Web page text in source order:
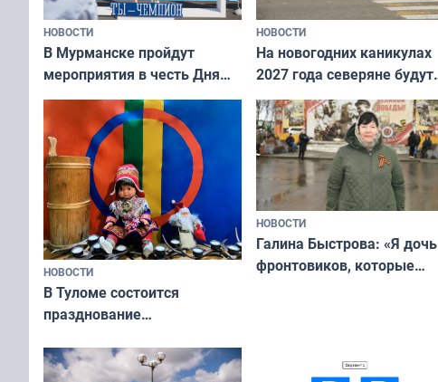
НОВОСТИ
В Мурманске пройдут
мероприятия в честь Дня
физкультурника
НОВОСТИ
На новогодних каникулах
2027 года северяне будут
отдыхать 11 дней
НОВОСТИ
В Туломе состоится
празднование
коренных народов мира
НОВОСТИ
Галина Быстрова: «Я дочь
фронтовиков, которые